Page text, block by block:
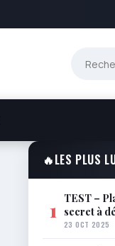
🔥LES PLUS
1 TEST –
secret à
23 OCT 2025